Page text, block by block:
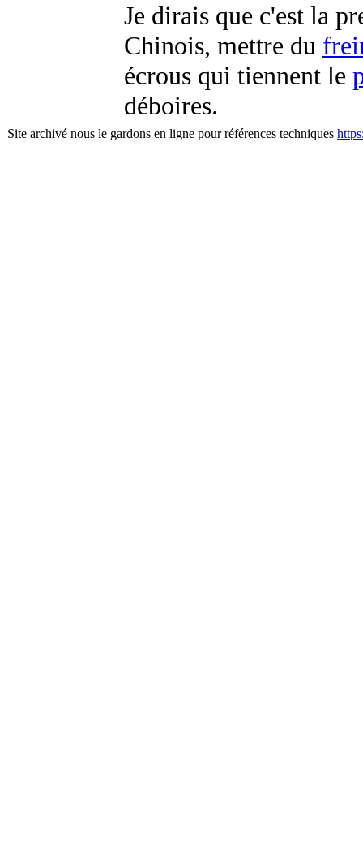
Je dirais que c'est la
Chinois, mettre du
écrous qui tiennent le
déboires.
Site archivé nous le gardons en ligne pour références techniques